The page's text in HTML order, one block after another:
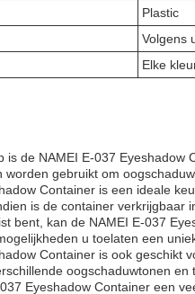
Plastic
Volgens
Elke
is de NAMEI E-037
worden gebruikt om
Container is een ideale
is de container verkrijgbaar
bent, kan de NAMEI E-037
u toelaten een
Container is ook geschikt
oogschaduwtonen
Eyeshadow Container een